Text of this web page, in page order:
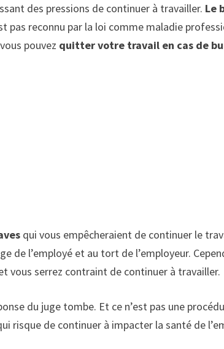
des pressions de continuer à travailler. Le
pas reconnu par la loi comme maladie
pouvez quitter votre travail en cas de
qui vous empêcheraient de continuer le
de l’employé et au tort de l’employeur.
vous serrez contraint de continuer à travailler.
du juge tombe. Et ce n’est pas une
risque de continuer à impacter la santé de